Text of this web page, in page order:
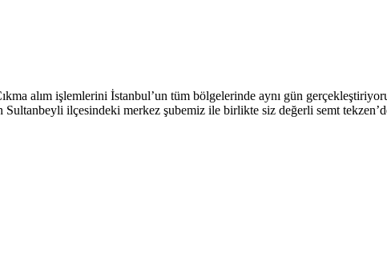
alım işlemlerini İstanbul’un tüm bölgelerinde aynı gün
Sultanbeyli ilçesindeki merkez şubemiz ile birlikte siz değerli semt